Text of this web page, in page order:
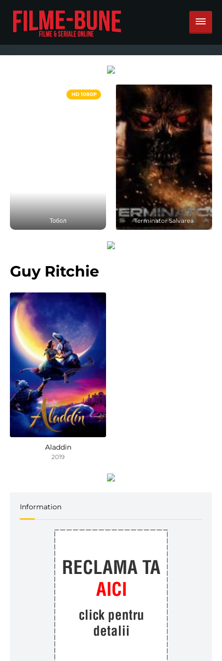
HD 1080P
Тобол Terminator Salvarea
Guy Ritchie
Aladdin
2019
Information